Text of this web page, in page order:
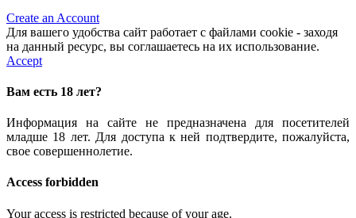
Create an Account
Для вашего удобства сайт работает с файлами cookie - заходя
на данный ресурс, вы соглашаетесь на их использование.
Accept
Вам есть 18 лет?
Информация на сайте не предназначена для посетителей
младше 18 лет. Для доступа к ней подтвердите, пожалуйста,
свое совершеннолетие.
Access forbidden
Your access is restricted because of your age.